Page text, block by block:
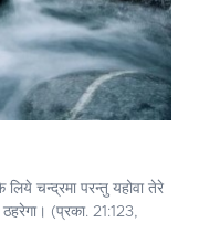
लिये चन्द्रमा परन्तु यहोवा तेरे
(प्रका. 21:123,